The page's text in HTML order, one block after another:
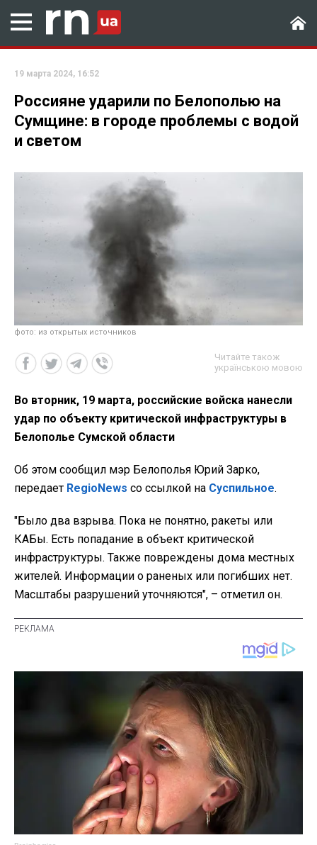
19 марта 2024, 16:52
Россияне ударили по Белополью на
Сумщине: в городе проблемы с водой
и светом
фото: из открытых источников
Читайте також
українською мовою
Во вторник, 19 марта, российские войска нанесли
удар по объекту критической инфраструктуры в
Белополье Сумской области
Об этом сообщил мэр Белополья Юрий Зарко,
передает RegioNews со ссылкой на Суспильное.
"Было два взрыва. Пока не понятно, ракеты или
КАБы. Есть попадание в объект критической
инфраструктуры. Также повреждены дома местных
жителей. Информации о раненых или погибших нет.
Масштабы разрушений уточняются", – отметил он.